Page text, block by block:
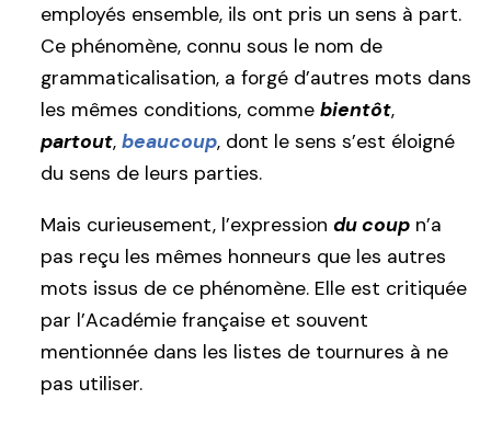
employés ensemble, ils ont pris un sens à part.
Ce phénomène, connu sous le nom de
grammaticalisation, a forgé d’autres mots dans
les mêmes conditions, comme bientôt,
partout, beaucoup, dont le sens s’est éloigné
du sens de leurs parties.
Mais curieusement, l’expression du coup n’a
pas reçu les mêmes honneurs que les autres
mots issus de ce phénomène. Elle est critiquée
par l’Académie française et souvent
mentionnée dans les listes de tournures à ne
pas utiliser.